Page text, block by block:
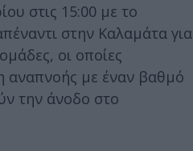
στις 15:00 με το
στην Καλαμάτα για
οι οποίες
αναπνοής με έναν βαθμό
την άνοδο στο